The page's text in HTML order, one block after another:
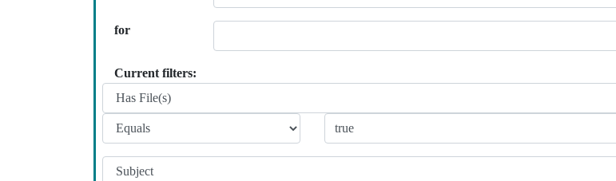
for
Current filters: